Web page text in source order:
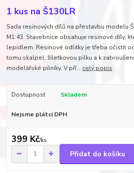
1 kus na Š130LR
Sada resinových dílů na přestavbu modelu
M1:43. Stavebnice obsahuje resinové díly,
lepidlem. Resinové odlitky je třeba očistit
tomu skalpel, žiletkovou pilku a k
modelářské pilníky. V pří... celý popis
Dostupnost Skladem
Nejsme plátci DPH
399 Kč/ks
Přidat do košíku